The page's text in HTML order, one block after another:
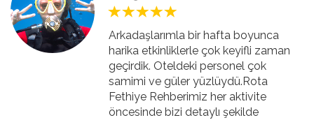
Arkadaşlarımla bir hafta boyunca
harika etkinliklerle çok keyifli zaman
geçirdik. Oteldeki personel çok
samimi ve güler yüzlüydü.Rota
Fethiye Rehberimiz her aktivite
öncesinde bizi detaylı şekilde